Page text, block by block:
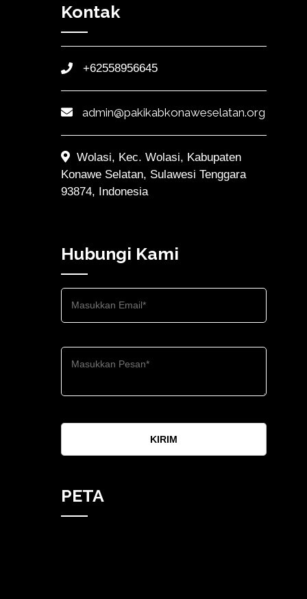
Kontak
+62558956645
admin@pakikabkonaweselatan.org
Wolasi, Kec. Wolasi, Kabupaten
Konawe Selatan, Sulawesi Tenggara
93874, Indonesia
Hubungi Kami
KIRIM
PETA